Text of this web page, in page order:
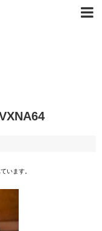
います。